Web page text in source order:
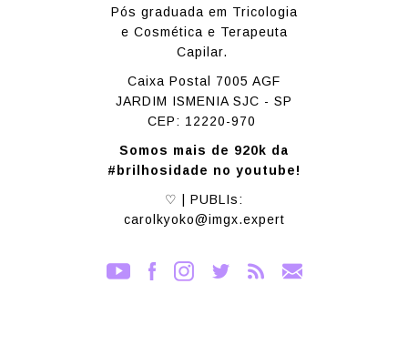
Pós graduada em Tricologia
e Cosmética e Terapeuta
Capilar.
Caixa Postal 7005 AGF
JARDIM ISMENIA SJC - SP
CEP: 12220-970
Somos mais de 920k da
#brilhosidade no youtube!
♡ | PUBLIs:
carolkyoko@imgx.expert